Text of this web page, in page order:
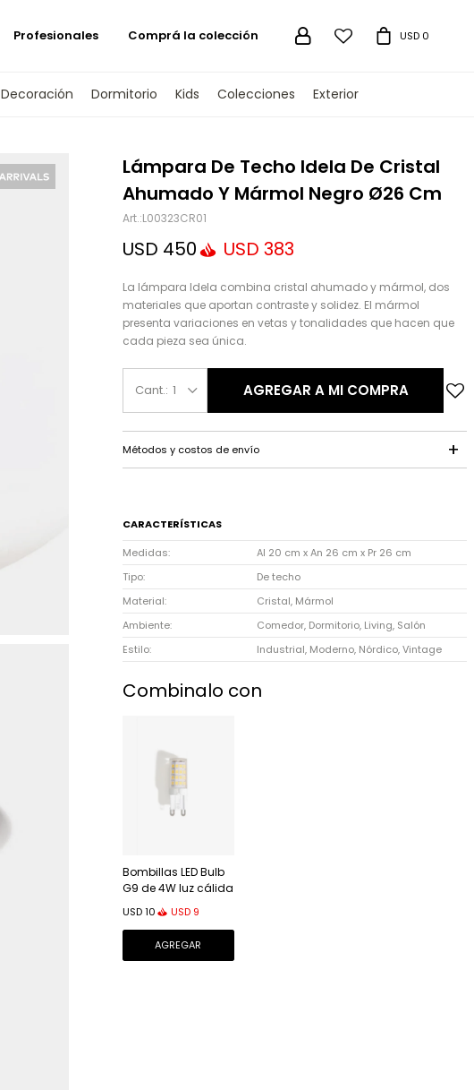
Decoración Dormitorio Kids Colecciones Exterior
 USD 0
Profesionales Comprá la colección
Lámpara De Techo Idela De Cristal
Ahumado Y Mármol Negro Ø26 Cm
L00323CR01
USD 450 USD 383
La lámpara Idela combina cristal ahumado y mármol, dos
materiales que aportan contraste y solidez. El mármol
presenta variaciones en vetas y tonalidades que hacen que
cada pieza sea única.
1 AGREGAR A MI COMPRA
Métodos y costos de envío
CARACTERÍSTICAS
Medidas
Al 20 cm x An 26 cm x Pr 26 cm
Tipo
De techo
Material
Cristal, Mármol
Ambiente
Comedor, Dormitorio, Living, Salón
Estilo
Industrial, Moderno, Nórdico, Vintage
Combinalo con
Bombillas LED Bulb
G9 de 4W luz cálida
USD10 USD 9